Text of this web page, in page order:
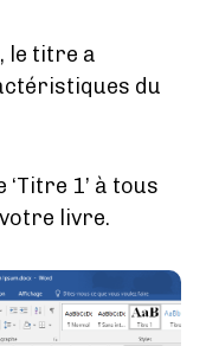
le titre a
du
1’ à tous
livre.